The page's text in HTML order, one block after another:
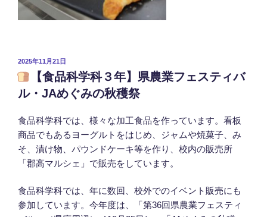
投
稿
日:
2025年11月21日
【食品科学科３年】県農業フェスティバ
ル・JAめぐみの秋穫祭
食品科学科では、様々な加工食品を作っています。看板
商品でもあるヨーグルトをはじめ、ジャムや焼菓子、み
そ、漬け物、パウンドケーキ等を作り、校内の販売所
「郡高マルシェ」で販売をしています。
食品科学科では、年に数回、校外でのイベント販売にも
参加しています。今年度は、「第36回県農業フェスティ